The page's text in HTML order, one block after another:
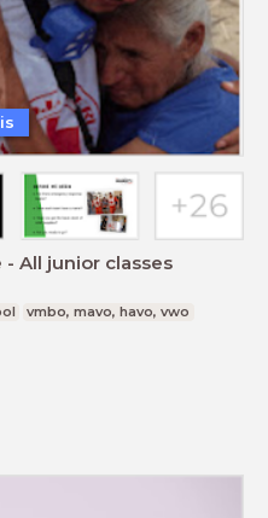
- All junior classes
vmbo, mavo, havo, vwo